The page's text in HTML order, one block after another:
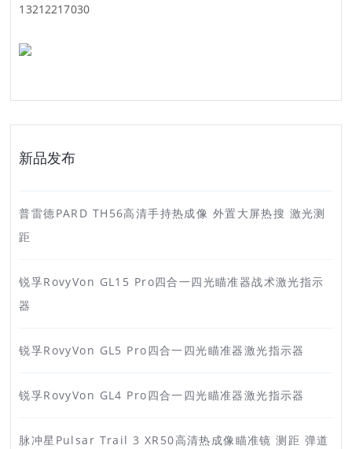
13212217030
新品发布
普雷德PARD TH56高清手持热成像 外置大屏热搜 激光测
距
锐孚RovyVon GL15 Pro四合一四光瞄准器战术激光指示
器
锐孚RovyVon GL5 Pro四合一四光瞄准器激光指示器
锐孚RovyVon GL4 Pro四合一四光瞄准器激光指示器
脉冲星Pulsar Trail 3 XR50高清热成像瞄准镜 测距 弹道